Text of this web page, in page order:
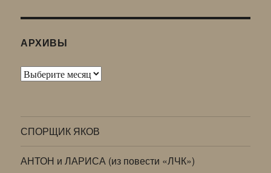
АРХИВЫ
Архивы
СПОРЩИК ЯКОВ
АНТОН и ЛАРИСА (из повести «ЛЧК»)